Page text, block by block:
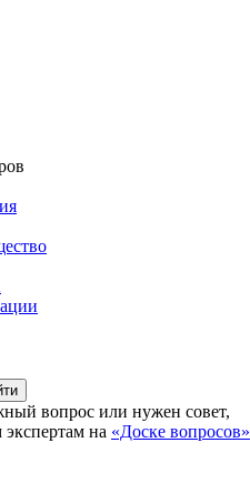
вопрос или нужен совет,
на «Доске вопросов»